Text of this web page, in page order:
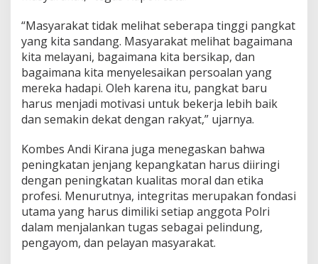
“Masyarakat tidak melihat seberapa tinggi pangkat
yang kita sandang. Masyarakat melihat bagaimana
kita melayani, bagaimana kita bersikap, dan
bagaimana kita menyelesaikan persoalan yang
mereka hadapi. Oleh karena itu, pangkat baru
harus menjadi motivasi untuk bekerja lebih baik
dan semakin dekat dengan rakyat,” ujarnya.
Kombes Andi Kirana juga menegaskan bahwa
peningkatan jenjang kepangkatan harus diiringi
dengan peningkatan kualitas moral dan etika
profesi. Menurutnya, integritas merupakan fondasi
utama yang harus dimiliki setiap anggota Polri
dalam menjalankan tugas sebagai pelindung,
pengayom, dan pelayan masyarakat.